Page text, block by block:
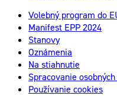
Volebný program do
Manifest EPP 2024
Stanovy
Oznámenia
Na stiahnutie
Spracovanie
Používanie cookies